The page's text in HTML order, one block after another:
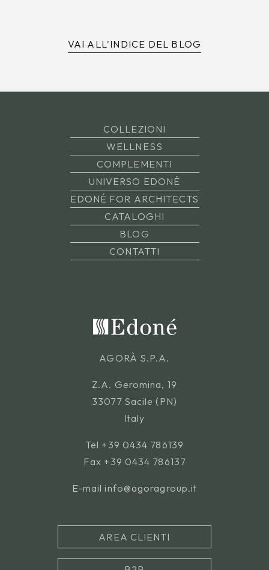
VAI ALL'INDICE DEL BLOG
COLLEZIONI
WELLNESS
COMPLEMENTI
UNIVERSO EDONÉ
EDONÉ FOR ARCHITECTS
CATALOGHI
BLOG
CONTATTI
AGORÀ S.P.A.
Z.A. Geromina, 19
33077 Sacile (PN)
Italy
Tel +39 0434 786139
Fax +39 0434 786137
E-mail info@agoragroup.it
AREA CLIENTI